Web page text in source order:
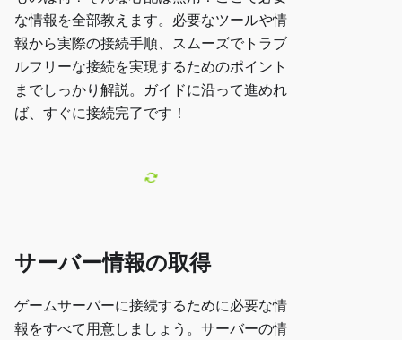
な情報を全部教えます。必要なツールや情
報から実際の接続手順、スムーズでトラブ
ルフリーな接続を実現するためのポイント
までしっかり解説。ガイドに沿って進めれ
ば、すぐに接続完了です！
サーバー情報の取得
ゲームサーバーに接続するために必要な情
報をすべて用意しましょう。サーバーの情